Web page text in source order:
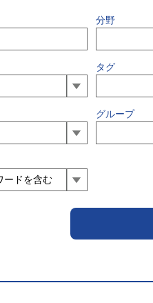
分野
タグ
グループ